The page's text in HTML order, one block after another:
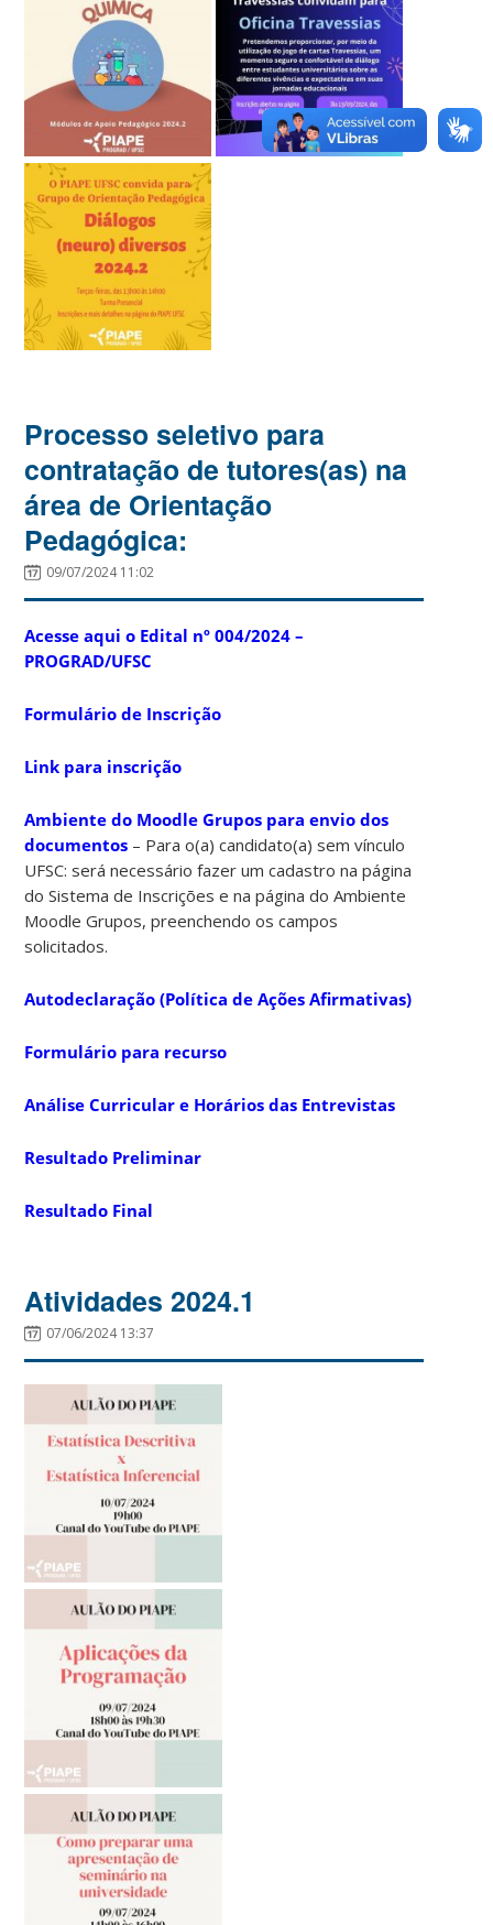
Processo seletivo para
contratação de tutores(as) na
área de Orientação
Pedagógica:
09/07/2024 11:02
Acesse aqui o Edital nº 004/2024 –
PROGRAD/UFSC
Formulário de Inscrição
Link para inscrição
Ambiente do Moodle Grupos para envio dos
documentos – Para o(a) candidato(a) sem vínculo
UFSC: será necessário fazer um cadastro na página
do Sistema de Inscrições e na página do Ambiente
Moodle Grupos, preenchendo os campos
solicitados.
Autodeclaração (Política de Ações Afirmativas)
Formulário para recurso
Análise Curricular e Horários das Entrevistas
Resultado Preliminar
Resultado Final
Atividades 2024.1
07/06/2024 13:37